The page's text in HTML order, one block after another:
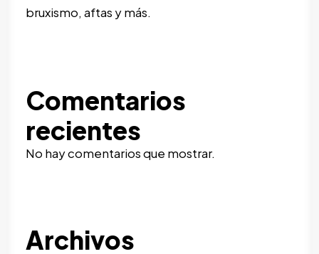
bruxismo, aftas y más.
Comentarios
recientes
No hay comentarios que mostrar.
Archivos